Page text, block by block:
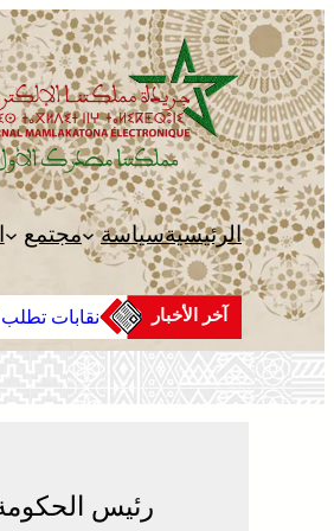
تخطى
إلى
المحتوى
الرئيسيةسياسة مجتمع
آخر الأخبار نقابات تطلب
رئيس